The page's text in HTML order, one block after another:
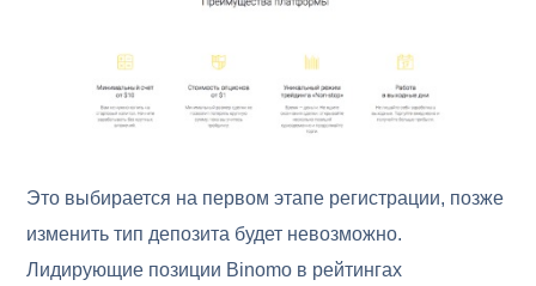
Это выбирается на первом этапе регистрации, позже
изменить тип депозита будет невозможно.
Лидирующие позиции Binomo в рейтингах